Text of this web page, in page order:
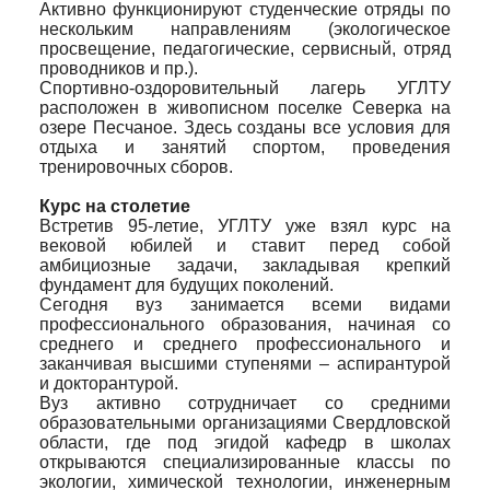
Активно функционируют студенческие отряды по
нескольким направлениям (экологическое
просвещение, педагогические, сервисный, отряд
проводников и пр.).
Спортивно-оздоровительный лагерь УГЛТУ
расположен в живописном поселке Северка на
озере Песчаное. Здесь созданы все условия для
отдыха и занятий спортом, проведения
тренировочных сборов.
Курс на столетие
Встретив 95-летие, УГЛТУ уже взял курс на
вековой юбилей и ставит перед собой
амбициозные задачи, закладывая крепкий
фундамент для будущих поколений.
Сегодня вуз занимается всеми видами
профессионального образования, начиная со
среднего и среднего профессионального и
заканчивая высшими ступенями – аспирантурой
и докторантурой.
Вуз активно сотрудничает со средними
образовательными организациями Свердловской
области, где под эгидой кафедр в школах
открываются специализированные классы по
экологии, химической технологии, инженерным